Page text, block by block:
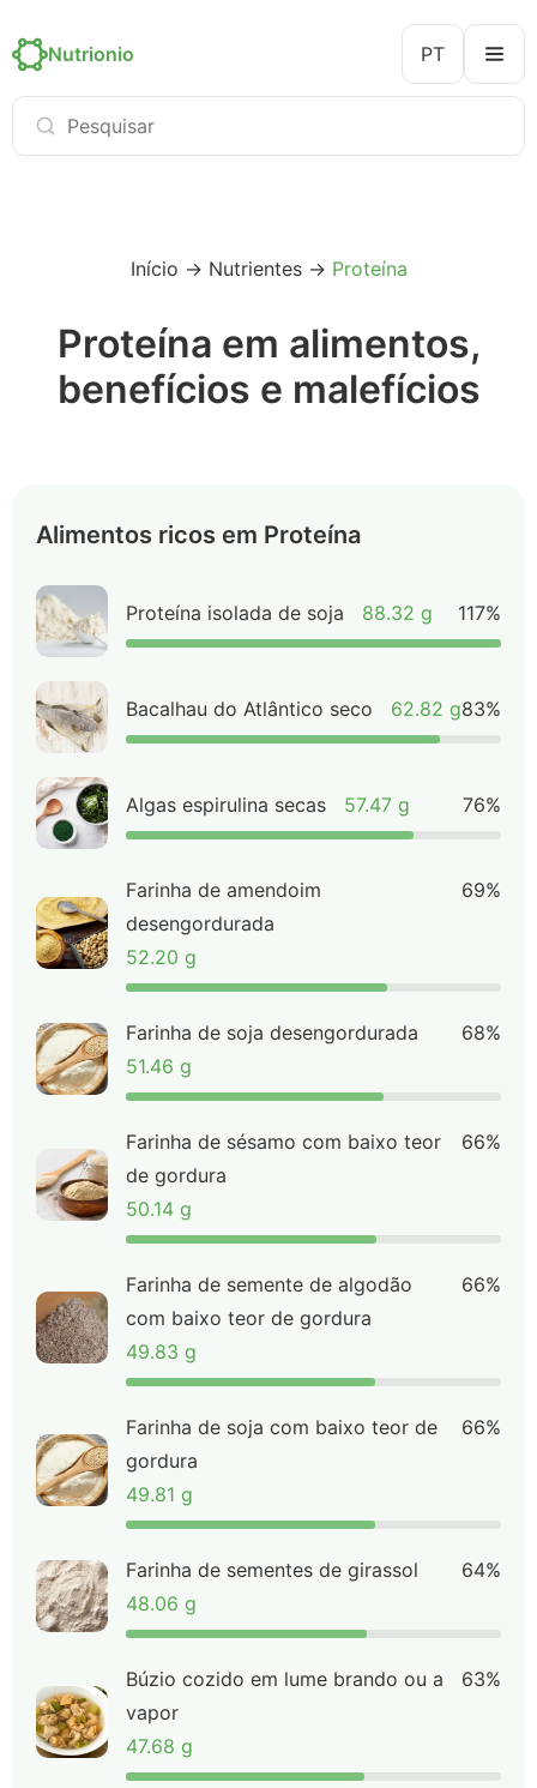
Nutrionio PT
Início → Nutrientes→ Proteína
Proteína em alimentos,
benefícios e malefícios
Alimentos ricos em Proteína
Proteína isolada de soja 88.32 g 117%
Bacalhau do Atlântico seco 62.82 g83%
Algas espirulina secas 57.47 g 76%
Farinha de amendoim
desengordurada
52.20 g
69%
Farinha de soja desengordurada
51.46 g
68%
Farinha de sésamo com baixo teor
de gordura
50.14 g
66%
Farinha de semente de algodão
com baixo teor de gordura
49.83 g
66%
Farinha de soja com baixo teor de
gordura
49.81 g
66%
Farinha de sementes de girassol
48.06 g
64%
Búzio cozido em lume brando ou a
vapor
47.68 g
63%